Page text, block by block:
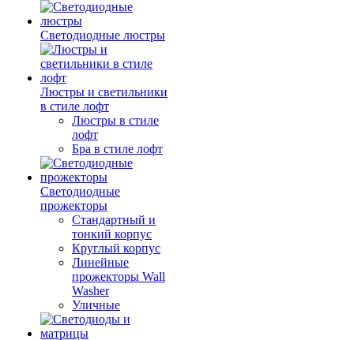
Светодиодные люстры
Люстры и светильники
в стиле лофт
Люстры в стиле
лофт
Бра в стиле лофт
Светодиодные
прожекторы
Стандартный и
тонкий корпус
Круглый корпус
Линейные
прожекторы Wall
Washer
Уличные